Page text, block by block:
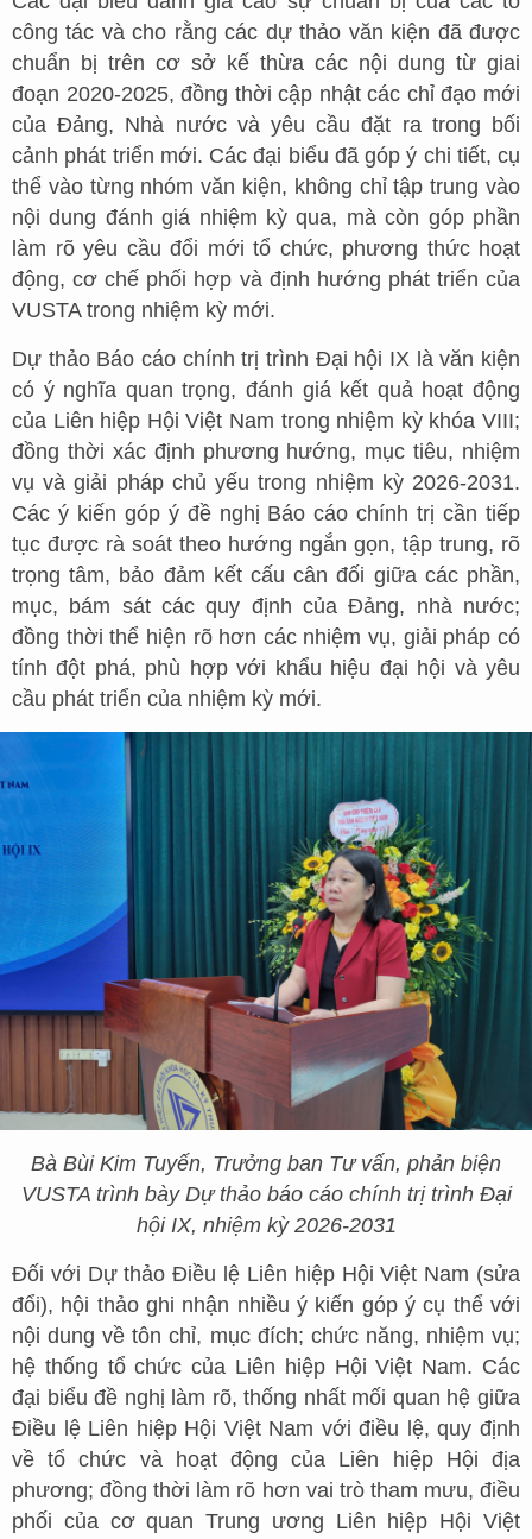
công tác và cho rằng các dự thảo văn kiện đã được
chuẩn bị trên cơ sở kế thừa các nội dung từ giai
đoạn 2020-2025, đồng thời cập nhật các chỉ đạo mới
của Đảng, Nhà nước và yêu cầu đặt ra trong bối
cảnh phát triển mới. Các đại biểu đã góp ý chi tiết, cụ
thể vào từng nhóm văn kiện, không chỉ tập trung vào
nội dung đánh giá nhiệm kỳ qua, mà còn góp phần
làm rõ yêu cầu đổi mới tổ chức, phương thức hoạt
động, cơ chế phối hợp và định hướng phát triển của
VUSTA trong nhiệm kỳ mới.
Dự thảo Báo cáo chính trị trình Đại hội IX là văn kiện
có ý nghĩa quan trọng, đánh giá kết quả hoạt động
của Liên hiệp Hội Việt Nam trong nhiệm kỳ khóa VIII;
đồng thời xác định phương hướng, mục tiêu, nhiệm
vụ và giải pháp chủ yếu trong nhiệm kỳ 2026-2031.
Các ý kiến góp ý đề nghị Báo cáo chính trị cần tiếp
tục được rà soát theo hướng ngắn gọn, tập trung, rõ
trọng tâm, bảo đảm kết cấu cân đối giữa các phần,
mục, bám sát các quy định của Đảng, nhà nước;
đồng thời thể hiện rõ hơn các nhiệm vụ, giải pháp có
tính đột phá, phù hợp với khẩu hiệu đại hội và yêu
cầu phát triển của nhiệm kỳ mới.
Bà Bùi Kim Tuyến, Trưởng ban Tư vấn, phản biện
VUSTA trình bày Dự thảo báo cáo chính trị trình Đại
hội IX, nhiệm kỳ 2026-2031
Đối với Dự thảo Điều lệ Liên hiệp Hội Việt Nam (sửa
đổi), hội thảo ghi nhận nhiều ý kiến góp ý cụ thể với
nội dung về tôn chỉ, mục đích; chức năng, nhiệm vụ;
hệ thống tổ chức của Liên hiệp Hội Việt Nam. Các
đại biểu đề nghị làm rõ, thống nhất mối quan hệ giữa
Điều lệ Liên hiệp Hội Việt Nam với điều lệ, quy định
về tổ chức và hoạt động của Liên hiệp Hội địa
phương; đồng thời làm rõ hơn vai trò tham mưu, điều
phối của cơ quan Trung ương Liên hiệp Hội Việt